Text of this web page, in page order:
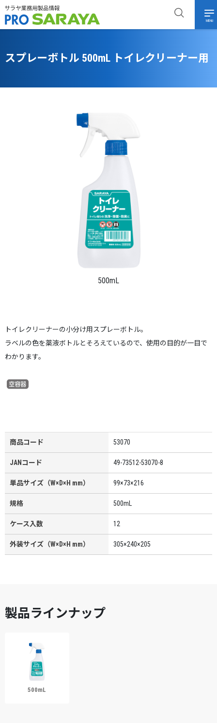
MENU
スプレーボトル 500mL トイレクリーナー用
500mL
トイレクリーナーの小分け用スプレーボトル。
ラベルの色を薬液ボトルとそろえているので、使用の目的が一目で
わかります。
商品コード 53070
JANコード 49-73512-53070-8
単品サイズ（W×D×H mm） 99×73×216
規格 500mL
ケース入数 12
外装サイズ（W×D×H mm） 305×240×205
製品ラインナップ
500mL